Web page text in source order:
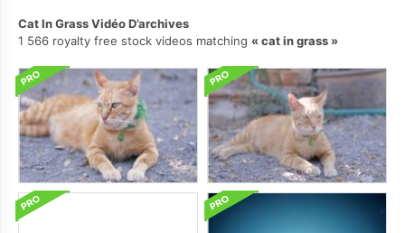
Cat In Grass Vidéo D’archives
1 566 royalty free stock videos matching
cat in grass